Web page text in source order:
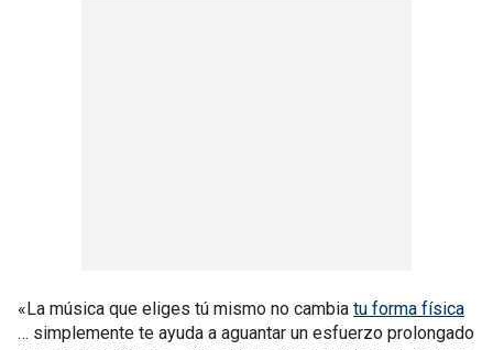
«La música que eliges tú mismo no cambia tu forma física
… simplemente te ayuda a aguantar un esfuerzo prolongado